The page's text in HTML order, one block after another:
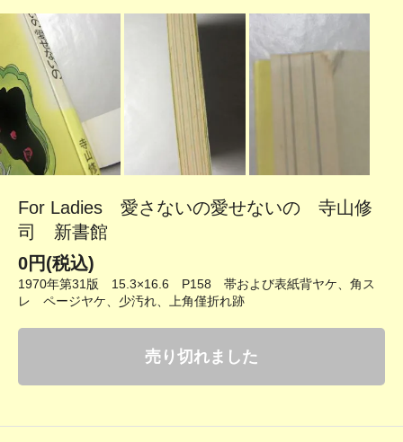
For Ladies 愛さないの愛せないの 寺山修
司 新書館
0円(税込)
1970年第31版 15.3×16.6 P158 帯および表紙背ヤケ、角ス
レ ページヤケ、少汚れ、上角僅折れ跡
売り切れました